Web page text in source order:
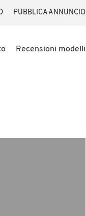
PUBBLICA ANNUNCIO
Recensioni modelli